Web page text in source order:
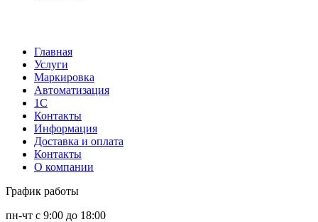
Главная
Услуги
Маркировка
Автоматизация
1С
Контакты
Информация
Доставка и оплата
Контакты
О компании
График работы
пн-чт с 9:00 до 18:00